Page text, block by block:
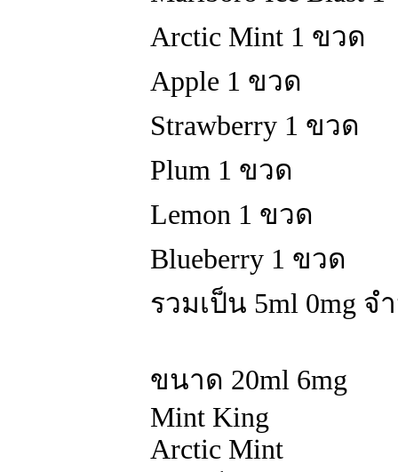
Arctic Mint 1 ขวด
Apple 1 ขวด
Strawberry 1 ขวด
Plum 1 ขวด
Lemon 1 ขวด
Blueberry 1 ขวด
รวมเป็น 5ml 0mg
ขนาด 20ml 6mg
Mint King
Arctic Mint